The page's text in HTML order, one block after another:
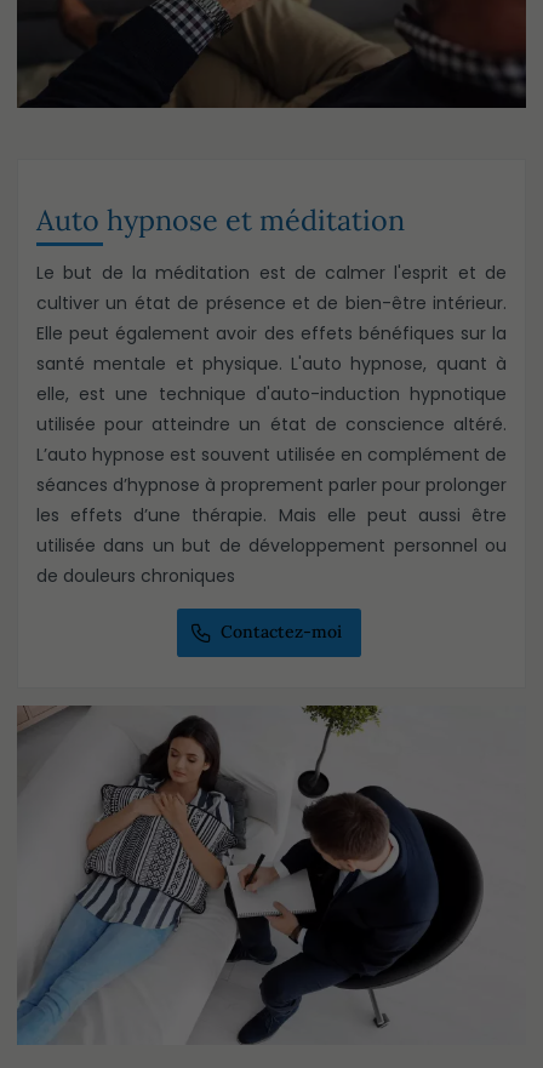
Auto hypnose et méditation
Le but de la méditation est de calmer l'esprit et de
cultiver un état de présence et de bien-être intérieur.
Elle peut également avoir des effets bénéfiques sur la
santé mentale et physique. L'auto hypnose, quant à
elle, est une technique d'auto-induction hypnotique
utilisée pour atteindre un état de conscience altéré.
L’auto hypnose est souvent utilisée en complément de
séances d’hypnose à proprement parler pour prolonger
les effets d’une thérapie. Mais elle peut aussi être
utilisée dans un but de développement personnel ou
de douleurs chroniques
Contactez-moi